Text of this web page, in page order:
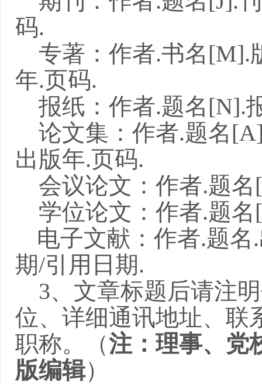
码.
专著：作者.书名 [M].
年.页码.
报纸：作者.题名 [N].
论文集：作者.题名
出版年.页码.
会议论文：作者.题名
学位论文：作者.题名
电子文献：作者.题名.
期/引用日期.
3、文章标题后请注
位、详细通讯地址、联
职称。（注：理事、党
版编辑）